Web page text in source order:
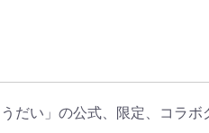
だい」の公式、限定、コラボ